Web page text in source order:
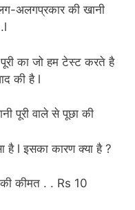
अलगप्रकार की खानी
पूरी का जो हम टेस्ट करते है
की है l
पूरी वाले से पूछा की
है l इसका कारण क्या है ?
की कीमत . . Rs 10